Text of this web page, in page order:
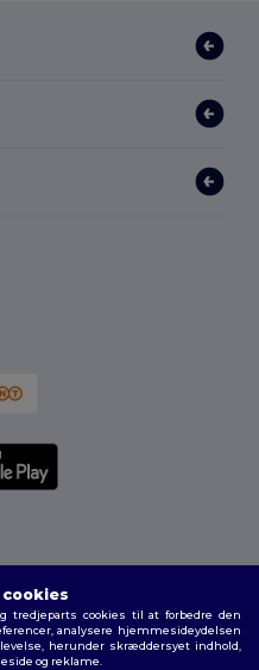
|Fortrolighedspolitik|Politik for
tredjeparts cookies til at forbedre den
analysere hjemmesideydelsen
herunder skræddersyet indhold,
og reklame.